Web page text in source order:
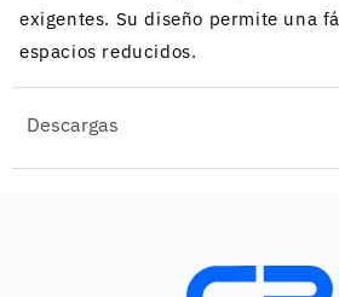
exigentes. Su diseño permite una
espacios reducidos.
Descargas